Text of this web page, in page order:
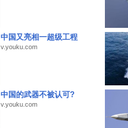
中国又亮相一超级工程
v.youku.com
中国的武器不被认可?
v.youku.com